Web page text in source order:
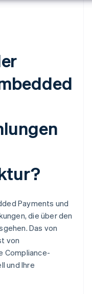
Payments und
die über den
Das von
von
Compliance-
und Ihre